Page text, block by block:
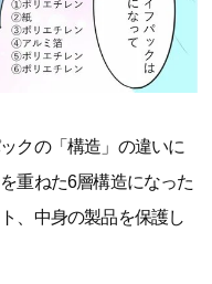
クの「構造」の違いに
重ねた6層構造になった
、中身の製品を保護し